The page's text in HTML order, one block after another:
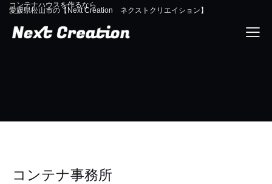
コンテナハウスを作るなら
愛媛県松山市の【Next Creation ネクストクリエイション】
コンテナ事務所